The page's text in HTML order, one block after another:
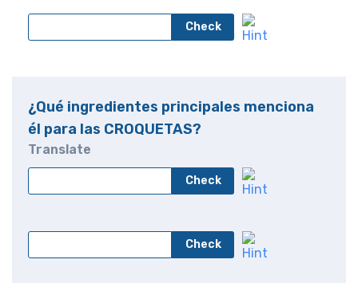
Check
¿Qué ingredientes principales menciona
él para las CROQUETAS?
Translate
Check
Check